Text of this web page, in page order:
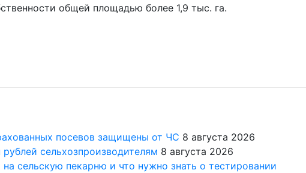
общей площадью более 1,9 тыс. га.
посевов защищены от ЧС 8 августа 2026
сельхозпроизводителям 8 августа 2026
на сельскую пекарню и что нужно знать о тестировании